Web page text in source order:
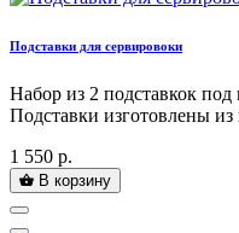
Подставки для сервировоки
Набор из 2 подставкок под
Подставки изготовлены
1 550 р.
В корзину